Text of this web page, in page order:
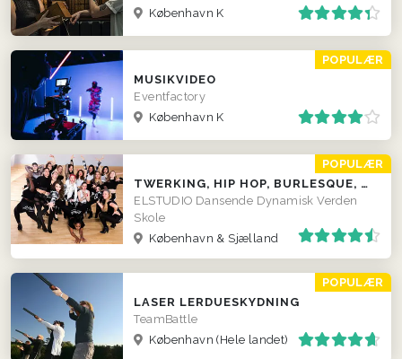
København K
POPULÆR
MUSIKVIDEO
Eventfactory
København K
POPULÆR
TWERKING, HIP HOP, BURLESQUE, SALSA, DISKO M.M.
ELSTUDIO Dansende Dynamisk Verden
Skole
København & Sjælland
POPULÆR
LASER LERDUESKYDNING
TeamBattle
København(Hele landet)